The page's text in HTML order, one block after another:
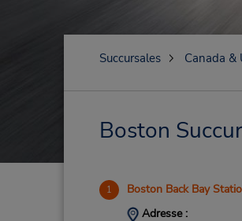
Succursales Canada &
Boston
1 Boston Back Bay
Adresse :